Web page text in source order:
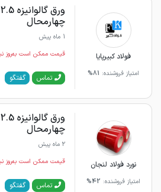
فولاد کبیرپایا
امتیاز فروشنده: 81%
چهارمحال
1 ماه پیش
قیمت ممکن است به‌روز
تماس گفتگو
نورد فولاد لنجان
امتیاز فروشنده: 42%
چهارمحال
2 ماه پیش
قیمت ممکن است به‌روز
تماس گفتگو